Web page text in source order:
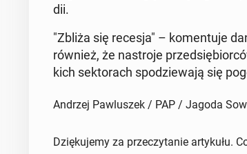
dii.
"Zbliża się recesja" – ko­men­tu­je
również, że na­stro­je
kich sek­to­rach spo­dzie­wa­ją się
Andrzej Pawluszek / PAP / Jagoda
Dziękujemy za przeczytanie artykułu.